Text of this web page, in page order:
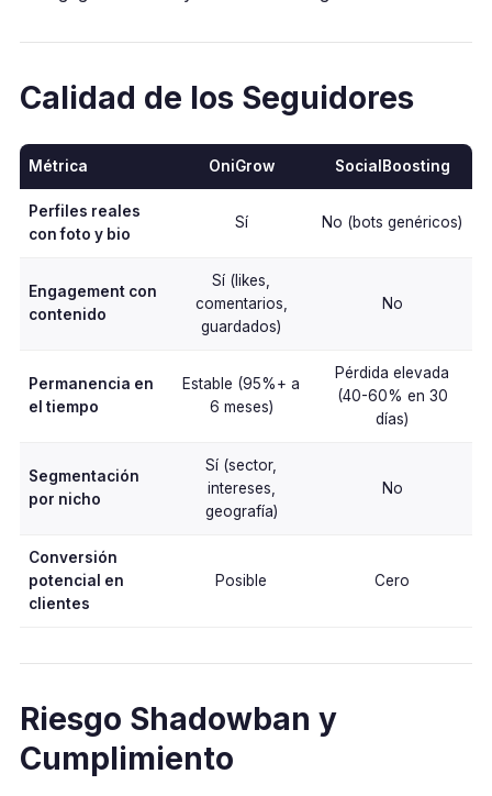
Calidad de los Seguidores
Métrica OniGrow SocialBoosting
Perfiles reales
con foto y bio
Sí No (bots genéricos)
Engagement con
contenido
Sí (likes,
comentarios,
guardados)
No
Permanencia en
el tiempo
Estable (95%+ a
6 meses)
Pérdida elevada
(40-60% en 30
días)
Segmentación
por nicho
Sí (sector,
intereses,
geografía)
No
Conversión
potencial en
clientes
Posible Cero
Riesgo Shadowban y
Cumplimiento